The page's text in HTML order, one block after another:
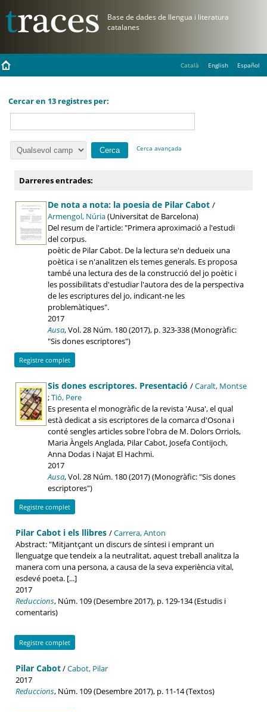
Català English Español
Cercar en 13 registres per:
Cerca avançada
Darreres entrades:
De nota a nota: la poesia de Pilar Cabot /
Armengol, Núria(Universitat de Barcelona)
Del resum de l'article: "Primera aproximació a l'estudi
del corpus.
poètic de Pilar Cabot. De la lectura se'n dedueix una
poètica i se n'analitzen els temes generals. Es proposa
també una lectura des de la construcció del jo poètic i
les possibilitats d'estudiar l'autora des de la perspectiva
de les escriptures del jo, indicant-ne les
problemàtiques".
2017
Ausa, Vol. 28 Núm. 180 (2017), p. 323-338 (Monogràfic:
"Sis dones escriptores")
Registre complet
Sis dones escriptores. Presentació /Caralt, Montse
;Tió, Pere
Es presenta el monogràfic de la revista 'Ausa', el qual
està dedicat a sis escriptores de la comarca d'Osona i
conté sengles articles sobre l'obra de M. Dolors Orriols,
Maria Àngels Anglada, Pilar Cabot, Josefa Contijoch,
Anna Dodas i Najat El Hachmi.
2017
Ausa, Vol. 28 Núm. 180 (2017) (Monogràfic: "Sis dones
escriptores")
Registre complet
Pilar Cabot i els llibres /Carrera, Anton
Abstract: "Mitjantçant un discurs de síntesi i emprant un
llenguatge que tendeix a la neutralitat, aquest treball analitza la
manera com una persona, a causa de la seva experiència vital,
esdevé poeta. [...]
2017
Reduccions, Núm. 109 (Desembre 2017), p. 129-134 (Estudis i
comentaris)
Registre complet
Pilar Cabot/Cabot, Pilar
2017
Reduccions, Núm. 109 (Desembre 2017), p. 11-14 (Textos)